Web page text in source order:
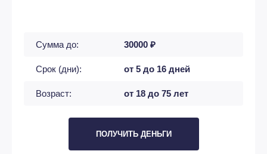
Сумма до: 30000 ₽
Срок (дни): от 5 до 16 дней
Возраст: от 18 до 75 лет
ПОЛУЧИТЬ ДЕНЬГИ